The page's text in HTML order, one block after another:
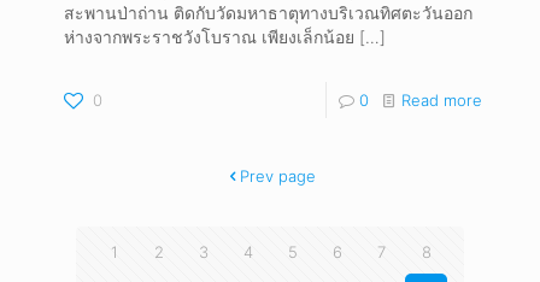
สะพานป่าถ่าน ติดกับวัดมหาธาตุทางบริเวณทิศตะวันออก
ห่างจากพระราชวังโบราณ เพียงเล็กน้อย […]
0 0 Read more
Prev page
1 2 3 4 5 6 7 8